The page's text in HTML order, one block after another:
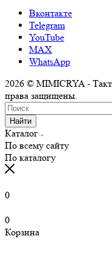
Вконтакте
Telegram
YouTube
MAX
WhatsApp
2026 © MIMICRYA -
права защищены.
Найти
Каталог
По всему сайту
По каталогу
0
0
Корзина